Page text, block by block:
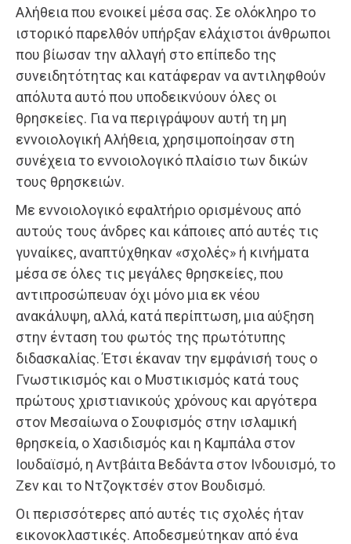
Αλήθεια που ενοικεί μέσα σας. Σε ολόκληρο το
ιστορικό παρελθόν υπήρξαν ελάχιστοι άνθρωποι
που βίωσαν την αλλαγή στο επίπεδο της
συνειδητότητας και κατάφεραν να αντιληφθούν
απόλυτα αυτό που υποδεικνύουν όλες οι
θρησκείες. Για να περιγράψουν αυτή τη μη
εννοιολογική Αλήθεια, χρησιμοποίησαν στη
συνέχεια το εννοιολογικό πλαίσιο των δικών
τους θρησκειών.
Με εννοιολογικό εφαλτήριο ορισμένους από
αυτούς τους άνδρες και κάποιες από αυτές τις
γυναίκες, αναπτύχθηκαν «σχολές» ή κινήματα
μέσα σε όλες τις μεγάλες θρησκείες, που
αντιπροσώπευαν όχι μόνο μια εκ νέου
ανακάλυψη, αλλά, κατά περίπτωση, μια αύξηση
στην ένταση του φωτός της πρωτότυπης
διδασκαλίας. Έτσι έκαναν την εμφάνισή τους ο
Γνωστικισμός και ο Μυστικισμός κατά τους
πρώτους χριστιανικούς χρόνους και αργότερα
στον Μεσαίωνα ο Σουφισμός στην ισλαμική
θρησκεία, ο Χασιδισμός και η Καμπάλα στον
Ιουδαϊσμό, η Αντβάιτα Βεδάντα στον Iνδουισμό, το
Ζεν και το Ντζογκτσέν στον Βουδισμό.
Οι περισσότερες από αυτές τις σχολές ήταν
εικονοκλαστικές. Αποδεσμεύτηκαν από ένα